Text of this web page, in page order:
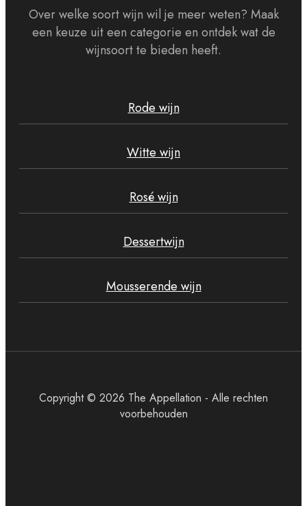
Over welke soort wijn wil je meer weten? Maak
een keuze uit een categorie en ontdek wat de
wijnsoort te bieden heeft.
Rode wijn
Witte wijn
Rosé wijn
Dessertwijn
Mousserende wijn
Copyright © 2026 The Appellation - Alle rechten
voorbehouden